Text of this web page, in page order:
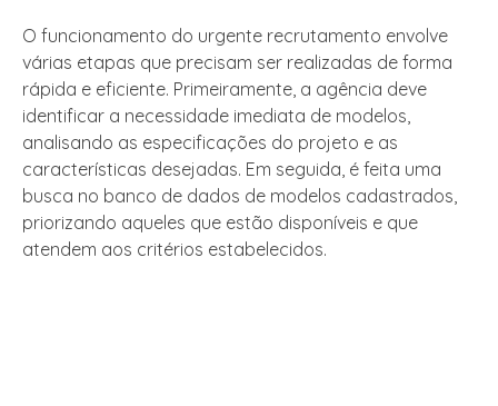
O funcionamento do urgente recrutamento envolve
várias etapas que precisam ser realizadas de forma
rápida e eficiente. Primeiramente, a agência deve
identificar a necessidade imediata de modelos,
analisando as especificações do projeto e as
características desejadas. Em seguida, é feita uma
busca no banco de dados de modelos cadastrados,
priorizando aqueles que estão disponíveis e que
atendem aos critérios estabelecidos.